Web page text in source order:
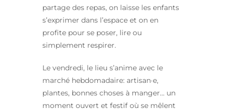
partage des repas, on laisse les enfants
s’exprimer dans l’espace et on en
profite pour se poser, lire ou
simplement respirer.
Le vendredi, le lieu s’anime avec le
marché hebdomadaire: artisan·e,
plantes, bonnes choses à manger… un
moment ouvert et festif où se mêlent